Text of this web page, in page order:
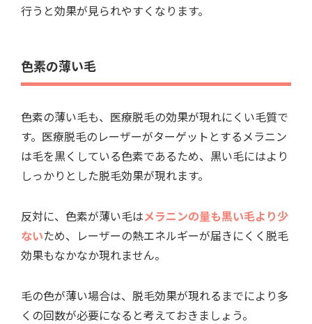
行うと効果が見られやすくなります。
色素の薄い毛
色素の薄い毛も、医療脱毛の効果が現れにくい毛質で
す。医療脱毛のレーザーがターゲットとするメラニン
は毛を黒くしている色素であるため、黒い毛にはより
しっかりとした脱毛効果が現れます。
反対に、色素が薄い毛はメラニンの量も黒い毛より少
ないため、レーザーの熱エネルギーが届きにくく脱毛
効果もなかなか現れません。
毛の色が薄い場合は、脱毛効果が現れるまでにより多
くの回数が必要になると考えておきましょう。